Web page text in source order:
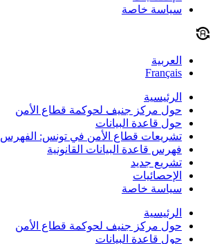
سياسة خاصة
العربية
Français
الرئيسية
حول مركز جنيف لحوكمة قطاع الأمن
حول قاعدة البيانات
تشريعات قطاع الأمن في تونس: الفهرس 1956-2011
فهرس قاعدة البيانات القانونية
تشريع جديد
الإحصائيات
سياسة خاصة
الرئيسية
حول مركز جنيف لحوكمة قطاع الأمن
حول قاعدة البيانات